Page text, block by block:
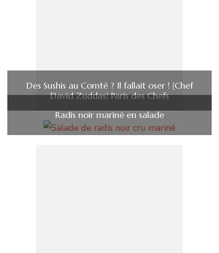
Des Sushis au Comté ? Il fallait oser ! {Chef
David Zuddas} Paris des Chefs
Radis noir mariné en salade